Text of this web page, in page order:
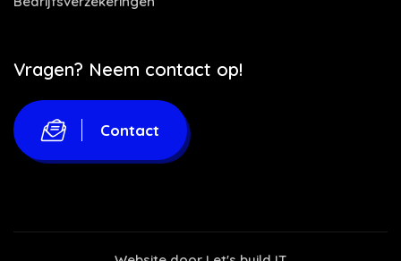
Vragen? Neem contact op!
Contact